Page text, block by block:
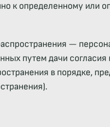
к определенному или
—
путем дачи согласия
в порядке,